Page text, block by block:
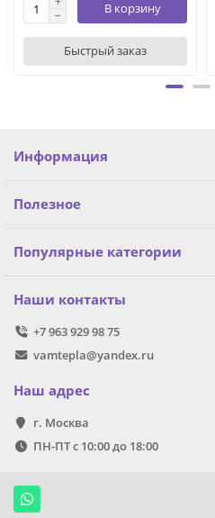
В корзину
Быстрый заказ
Информация
Полезное
Популярные категории
Наши контакты
+7 963 929 98 75
vamtepla@yandex.ru
Наш адрес
г. Москва
ПН-ПТ с 10:00 до 18:00